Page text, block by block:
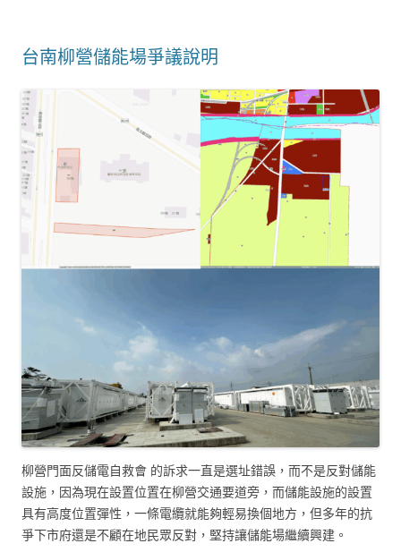
台南柳營儲能場爭議說明
柳營門面反儲電自救會 的訴求一直是選址錯誤，而不是反對儲能
設施，因為現在設置位置在柳營交通要道旁，而儲能設施的設置
具有高度位置彈性，一條電纜就能夠輕易換個地方，但多年的抗
爭下市府還是不顧在地民眾反對，堅持讓儲能場繼續興建。